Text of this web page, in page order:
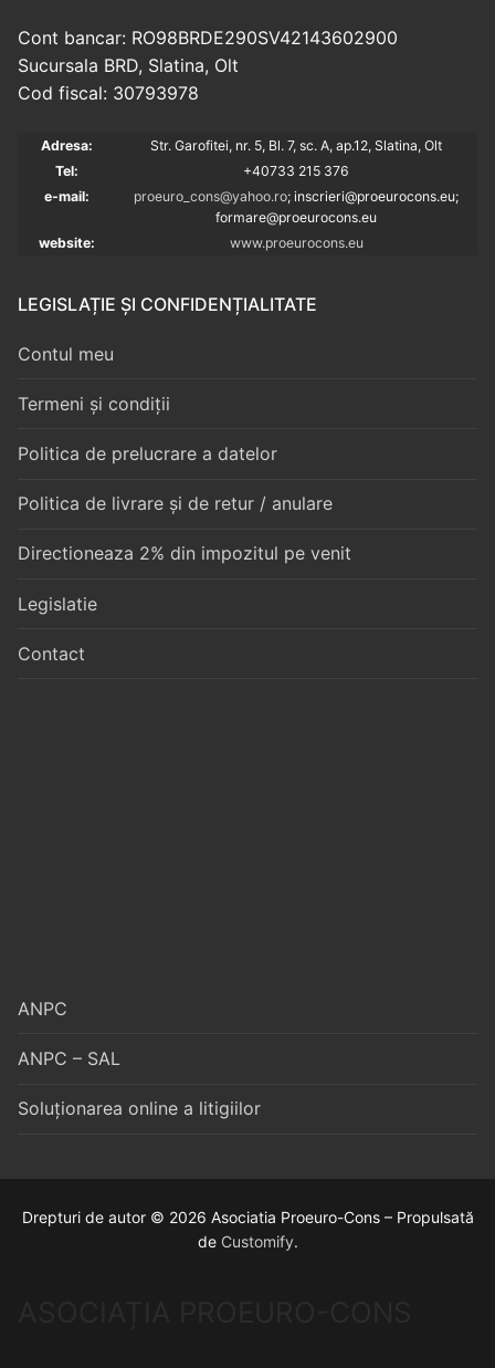
Cont bancar: RO98BRDE290SV42143602900
Sucursala BRD, Slatina, Olt
Cod fiscal: 30793978
Adresa:
Str. Garofitei, nr. 5, Bl. 7, sc. A, ap.12, Slatina, Olt
Tel:
+40733 215 376
e-mail:
proeuro_cons@yahoo.ro; inscrieri@proeurocons.eu;
formare@proeurocons.eu
website:
www.proeurocons.eu
LEGISLAȚIE ȘI CONFIDENȚIALITATE
Contul meu
Termeni și condiții
Politica de prelucrare a datelor
Politica de livrare și de retur / anulare
Directioneaza 2% din impozitul pe venit
Legislatie
Contact
ANPC
ANPC – SAL
Soluționarea online a litigiilor
Drepturi de autor © 2026 Asociatia Proeuro-Cons – Propulsată
de Customify.